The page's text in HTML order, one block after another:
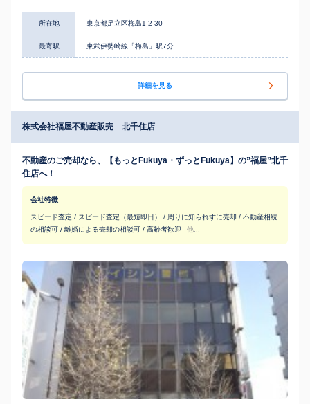
所在地 東京都足立区梅島1-2-30
最寄駅 東武伊勢崎線「梅島」駅7分
詳細を見る
株式会社福屋不動産販売 北千住店
不動産のご売却なら、【もっとFukuya・ずっとFukuya】の”福屋”北千
住店へ！
会社特徴
スピード査定 / スピード査定（最短即日） / 周りに知られずに売却 / 不動産相続
の相談可 / 離婚による売却の相談可 / 高齢者歓迎
他...